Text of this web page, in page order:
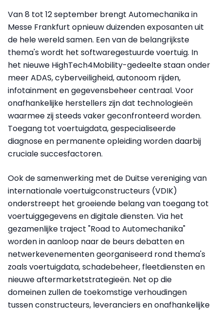
Van 8 tot 12 september brengt Automechanika in
Messe Frankfurt opnieuw duizenden exposanten uit
de hele wereld samen. Een van de belangrijkste
thema's wordt het softwaregestuurde voertuig. In
het nieuwe HighTech4Mobility-gedeelte staan onder
meer ADAS, cyberveiligheid, autonoom rijden,
infotainment en gegevensbeheer centraal. Voor
onafhankelijke herstellers zijn dat technologieën
waarmee zij steeds vaker geconfronteerd worden.
Toegang tot voertuigdata, gespecialiseerde
diagnose en permanente opleiding worden daarbij
cruciale succesfactoren.
Ook de samenwerking met de Duitse vereniging van
internationale voertuigconstructeurs (VDIK)
onderstreept het groeiende belang van toegang tot
voertuiggegevens en digitale diensten. Via het
gezamenlijke traject "Road to Automechanika"
worden in aanloop naar de beurs debatten en
netwerkevenementen georganiseerd rond thema's
zoals voertuigdata, schadebeheer, fleetdiensten en
nieuwe aftermarketstrategieën. Net op die
domeinen zullen de toekomstige verhoudingen
tussen constructeurs, leveranciers en onafhankelijke